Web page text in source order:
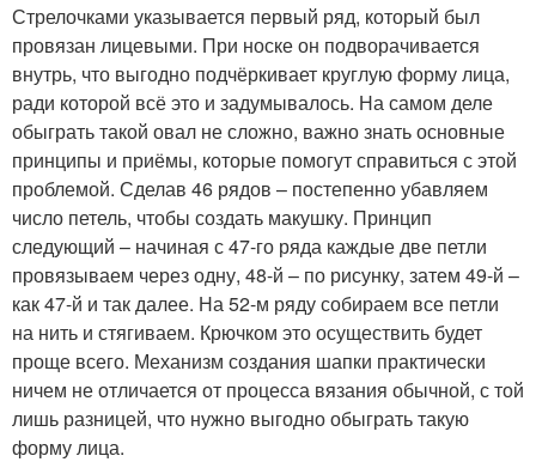
Стрелочками указывается первый ряд, который был
провязан лицевыми. При носке он подворачивается
внутрь, что выгодно подчёркивает круглую форму лица,
ради которой всё это и задумывалось. На самом деле
обыграть такой овал не сложно, важно знать основные
принципы и приёмы, которые помогут справиться с этой
проблемой. Сделав 46 рядов – постепенно убавляем
число петель, чтобы создать макушку. Принцип
следующий – начиная с 47-го ряда каждые две петли
провязываем через одну, 48-й – по рисунку, затем 49-й –
как 47-й и так далее. На 52-м ряду собираем все петли
на нить и стягиваем. Крючком это осуществить будет
проще всего. Механизм создания шапки практически
ничем не отличается от процесса вязания обычной, с той
лишь разницей, что нужно выгодно обыграть такую
форму лица.